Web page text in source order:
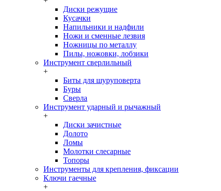
Диски режущие
Кусачки
Напильники и надфили
Ножи и сменные лезвия
Ножницы по металлу
Пилы, ножовки, лобзики
Инструмент сверлильный
+
Биты для шуруповерта
Буры
Сверла
Инструмент ударный и рычажный
+
Диски зачистные
Долото
Ломы
Молотки слесарные
Топоры
Инструменты для крепления, фиксации
Ключи гаечные
+